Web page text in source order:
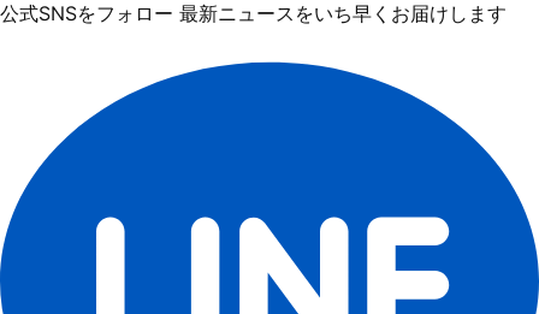
公式SNSをフォロー 最新ニュースをいち早くお届けします